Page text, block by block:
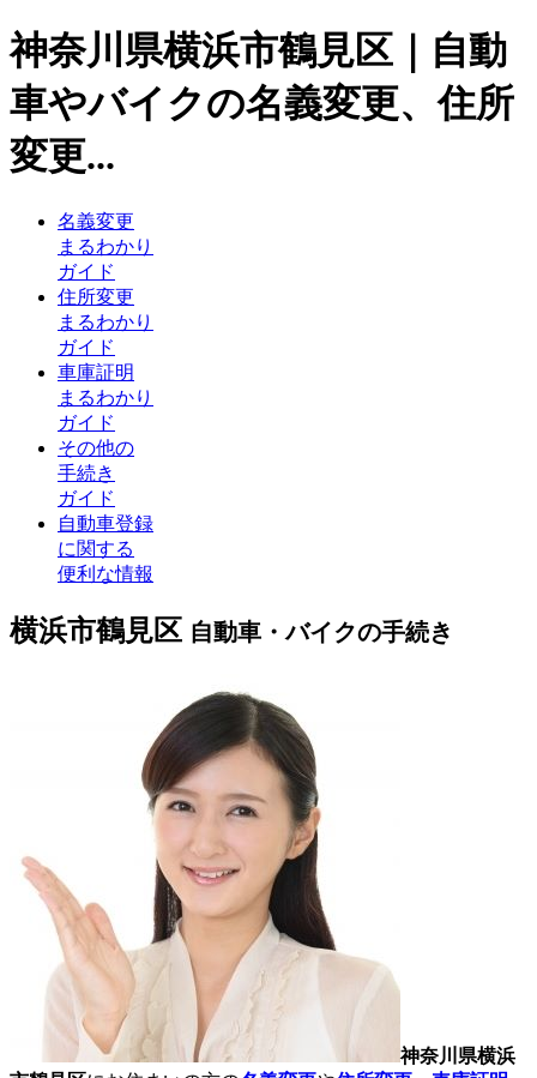
神奈川県横浜市鶴見区｜自動
車やバイクの名義変更、住所
変更...
名義変更
まるわかり
ガイド
住所変更
まるわかり
ガイド
車庫証明
まるわかり
ガイド
その他の
手続き
ガイド
自動車登録
に関する
便利な情報
横浜市鶴見区 自動車・バイクの手続き
神奈川県横浜